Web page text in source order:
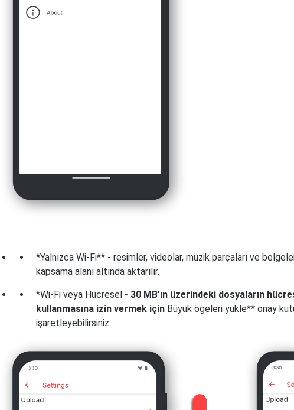
*Yalnızca Wi-Fi** - resimler, videolar, müzik parçaları ve
kapsama alanı altında aktarılır.
*Wi-Fi veya Hücresel - 30 MB'ın üzerindeki dosyaların
kullanmasına izin vermek için Büyük öğeleri yükle** onay
işaretleyebilirsiniz.